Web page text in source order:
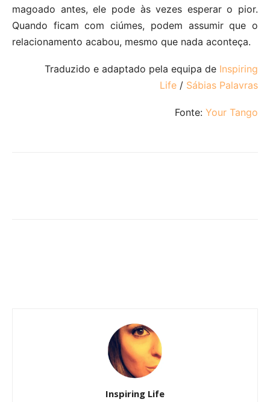
magoado antes, ele pode às vezes esperar o pior.
Quando ficam com ciúmes, podem assumir que o
relacionamento acabou, mesmo que nada aconteça.
Traduzido e adaptado pela equipa de Inspiring
Life / Sábias Palavras
Fonte: Your Tango
Inspiring Life